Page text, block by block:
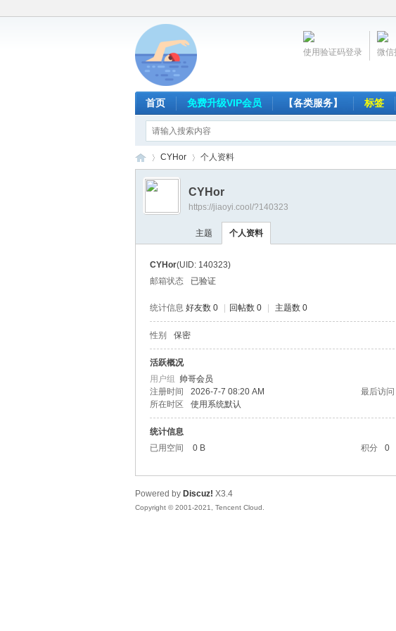
微信
使用验证码登录
首页 免费升级VIP会员 【各类服务】 标签
网
›
CYHor 个人资料
CYHor
https://jiaoyi.cool/?140323
主题 个人资料
CYHor(UID: 140323)
邮箱状态
已验证
统计信息 好友数 0 回帖数 0 主题数 0
性别 保密
活跃概况
用户组 帅哥会员
注册时间
2026-7-7 08:20 AM 最后访问
所在时区
使用系统默认
统计信息
已用空间
0 B 积分 0
Powered by Discuz! X3.4
Copyright © 2001-2021, Tencent Cloud.